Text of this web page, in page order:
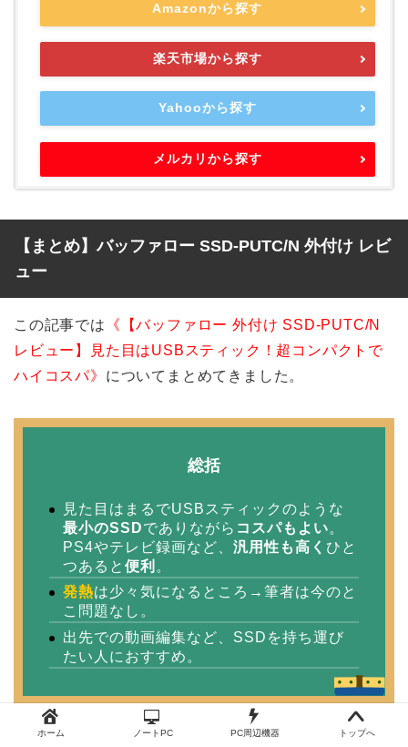
Amazonから探す
楽天市場から探す
Yahooから探す
メルカリから探す
【まとめ】バッファロー SSD-PUTC/N 外付け レビ
ュー
この記事では
《【バッファロー 外付け SSD-PUTC/N
レビュー】見た目はUSBスティック！超コンパクトで
ハイコスパ》 についてまとめてきました。
総括
見た目はまるでUSBスティックのような
最小のSSDでありながら コスパもよい。
PS4やテレビ録画など、 汎用性も高く ひと
つあると 便利 。
発熱は少々気になるところ→筆者は今のと
こ問題なし。
出先での動画編集など、SSDを持ち運び
たい人におすすめ。
ホーム ノートPC PC周辺機器 トップへ